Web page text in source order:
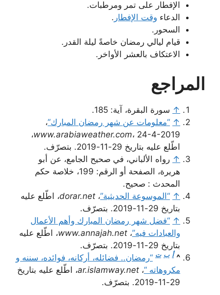
الإفطار على تمر ومرطبات.
الدعاء وقت الإفطار .
السحور.
قيام ليالي رمضان خاصةً ليلة القدر.
الاعتكاف بالعشر الأواخر.
المراجع
↑ سورة البقرة، آية: 185.
↑ “معلومات عن شهر رمضان المبارك”،
www.arabiaweather.com، 24-4-2019،
اطّلع عليه بتاريخ 29-11-2019. بتصرّف.
↑ رواه الألباني، في صحيح الجامع، عن أبو
هريرة، الصفحة أو الرقم: 199، خلاصة حكم
المحدث : صحيح.
↑ “الموسوعة الحديثية”، dorar.net، اطّلع عليه
بتاريخ 29-11-2019. بتصرّف.
↑ “فضل شهر رمضان المبارك وأهم الأعمال
والعبادات فيه”، www.annajah.net، اطّلع عليه
بتاريخ 29-11-2019. بتصرّف.
^ أ ب ت “رمضان.. فضائله، أركانه، فوائده، سننه و
مكروهاته “، ar.islamway.net، اطّلع عليه بتاريخ
29-11-2019. بتصرّف.